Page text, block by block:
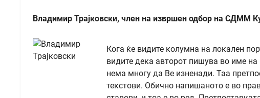
Владимир Трајковски, член на извршен одбор на СДММ
Кога ќе видите колумна на локален
видите дека авторот пишува во име на
нема многу да Ве изненади. Таа
текстови. Обично напишаното е во